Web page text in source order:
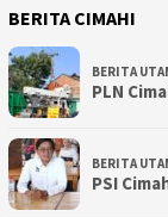
BERITA CIMAHI
BERITA
PLN
BERITA
PSI